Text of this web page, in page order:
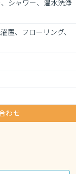
シャワー、温水洗浄
置、フローリング、
わせ